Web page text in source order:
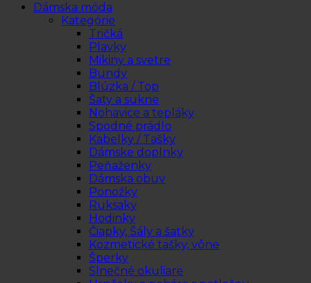
Dámska móda
Kategórie
Tričká
Plavky
Mikiny a svetre
Bundy
Blúzka / Top
Šaty a sukne
Nohavice a tepláky
Spodné prádlo
Kabelky / Tašky
Dámske doplnky
Peňaženky
Dámska obuv
Ponožky
Ruksaky
Hodinky
Čiapky, Šály a šatky
Kozmetické tašky, vône
Šperky
Slnečné okuliare